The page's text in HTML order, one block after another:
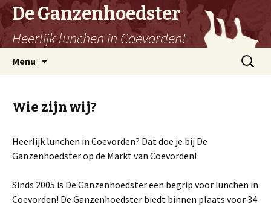
De Ganzenhoedster
Heerlijk lunchen in Coevorden!
Menu
Zoeken
naar:
Wie zijn wij?
Heerlijk lunchen in Coevorden? Dat doe je bij De
Ganzenhoedster op de Markt van Coevorden!
Sinds 2005 is De Ganzenhoedster een begrip voor lunchen in
Coevorden! De Ganzenhoedster biedt binnen plaats voor 34